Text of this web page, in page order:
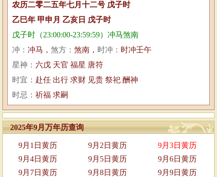
农历二零二五年七月十二号 戊子时
乙巳年 甲申月 乙亥日 戊子时
戊子时（23:00:00-23:59:59）冲马煞南
冲： 冲马， 煞方： 煞南， 时冲： 时冲壬午
星神： 六戊 天官 福星 唐符
时宜： 赴任 出行 求财 见贵 祭祀 酬神
时忌： 祈福 求嗣
2025年9月万年历查询
9月1日黄历 9月2日黄历
9月3日黄历
9月4日黄历
9月5日黄历
9月6日黄历
9月7日黄历
9月8日黄历
9月9日黄历